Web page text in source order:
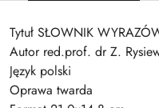
Tytuł SŁOWNIK
Autor red.prof. dr Z.
Język polski
Oprawa twarda